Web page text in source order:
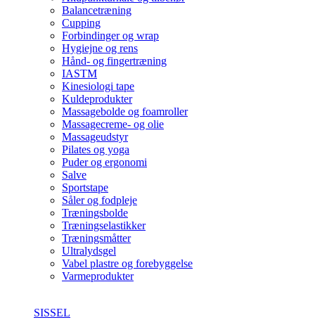
Balancetræning
Cupping
Forbindinger og wrap
Hygiejne og rens
Hånd- og fingertræning
IASTM
Kinesiologi tape
Kuldeprodukter
Massagebolde og foamroller
Massagecreme- og olie
Massageudstyr
Pilates og yoga
Puder og ergonomi
Salve
Sportstape
Såler og fodpleje
Træningsbolde
Træningselastikker
Træningsmåtter
Ultralydsgel
Vabel plastre og forebyggelse
Varmeprodukter
SISSEL